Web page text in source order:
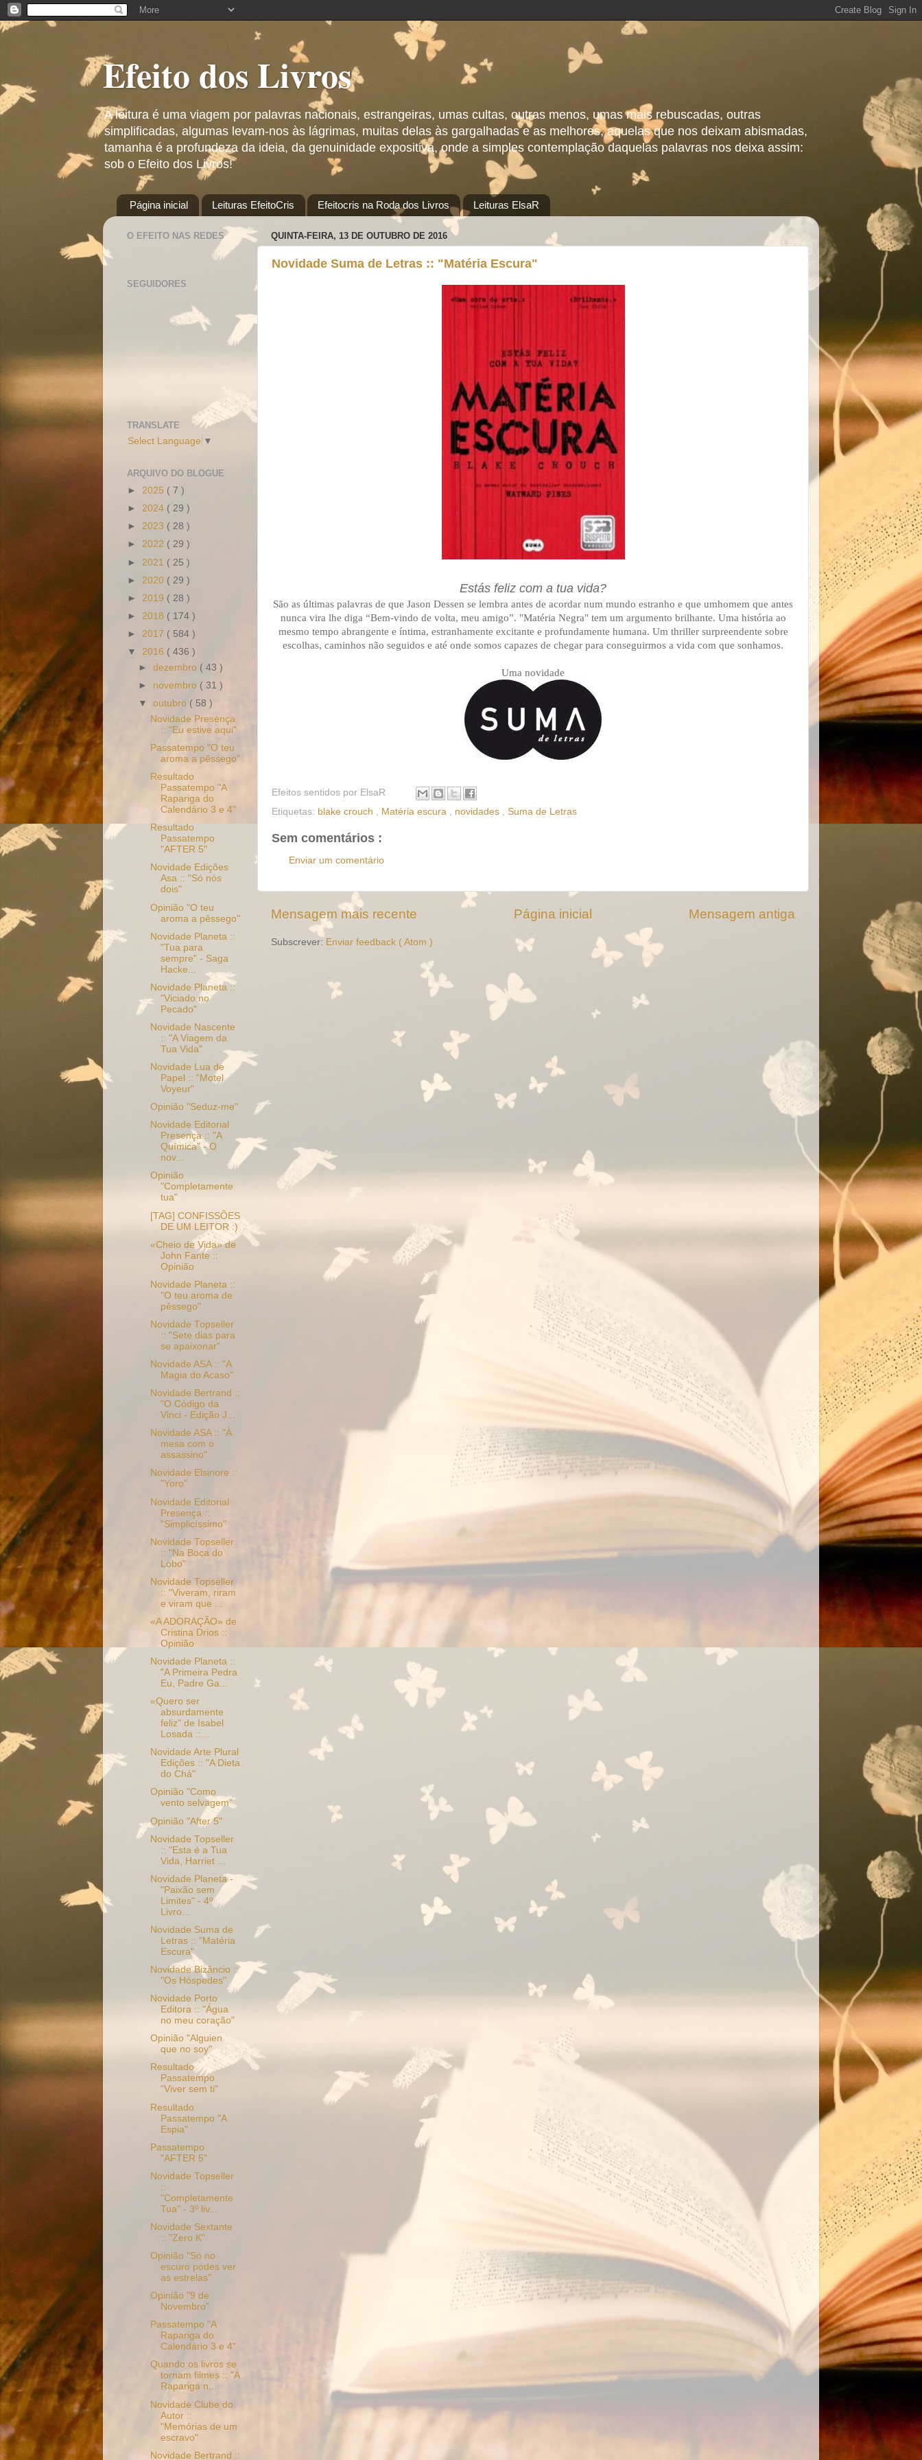
Efeito dos Livros
A leitura é uma viagem por palavras nacionais, estrangeiras, umas cultas, outras menos, umas mais rebuscadas, outras
simplificadas, algumas levam-nos às lágrimas, muitas delas às gargalhadas e as melhores, aquelas que nos deixam abismadas,
tamanha é a profundeza da ideia, da genuinidade expositiva, onde a simples contemplação daquelas palavras nos deixa assim:
sob o Efeito dos Livros!
Página inicial Leituras EfeitoCris Efeitocris na Roda dos Livros Leituras ElsaR
QUINTA-FEIRA, 13 DE OUTUBRO DE 2016
Novidade Suma de Letras :: "Matéria Escura"
Estás feliz com a tua vida?
São as últimas palavras de que Jason Dessen se lembra antes de acordar num mundo estranho e que umhomem que antes
nunca vira lhe diga “Bem-vindo de volta, meu amigo”. "Matéria Negra" tem um argumento brilhante. Uma história ao
mesmo tempo abrangente e íntima, estranhamente excitante e profundamente humana. Um thriller surpreendente sobre
escolhas, caminhos não seguidos e até onde somos capazes de chegar para conseguirmos a vida com que sonhamos.
Uma novidade
Efeitos sentidos por ElsaR
Etiquetas: blake crouch Matéria escura novidades Suma de Letras
Sem comentários :
Enviar um comentário
Mensagem mais recente Mensagem antiga
Página inicial
Subscrever: Enviar feedback ( Atom )
O EFEITO NAS REDES
SEGUIDORES
TRANSLATE
Select Language ▼
ARQUIVO DO BLOGUE
► 2025 ( 7 )
► 2024 ( 29 )
► 2023 ( 28 )
► 2022 ( 29 )
► 2021 ( 25 )
► 2020 ( 29 )
► 2019 ( 28 )
► 2018 ( 174 )
► 2017 ( 584 )
▼ 2016 ( 436 )
►dezembro ( 43 )
► novembro ( 31 )
▼outubro ( 58 )
Novidade Presença
:: "Eu estive aqui"
Passatempo "O teu
aroma a pêssego"
Resultado
Passatempo "A
Rapariga do
Calendário 3 e 4"
Resultado
Passatempo
"AFTER 5"
Novidade Edições
Asa :: "Só nós
dois"
Opinião "O teu
aroma a pêssego"
Novidade Planeta ::
"Tua para
sempre" - Saga
Hacke...
Novidade Planeta ::
"Viciado no
Pecado"
Novidade Nascente
:: "A Viagem da
Tua Vida"
Novidade Lua de
Papel :: "Motel
Voyeur"
Opinião "Seduz-me"
Novidade Editorial
Presença :: "A
Química" - O
nov...
Opinião
"Completamente
tua"
[TAG] CONFISSÕES
DE UM LEITOR :)
«Cheio de Vida» de
John Fante ::
Opinião
Novidade Planeta ::
"O teu aroma de
pêssego"
Novidade Topseller
:: "Sete dias para
se apaixonar"
Novidade ASA :: "A
Magia do Acaso"
Novidade Bertrand ::
"O Código da
Vinci - Edição J...
Novidade ASA :: "À
mesa com o
assassino"
Novidade Elsinore ::
"Yoro"
Novidade Editorial
Presença ::
"Simplicíssimo"
Novidade Topseller
:: "Na Boca do
Lobo"
Novidade Topseller
:: "Viveram, riram
e viram que ...
«A ADORAÇÃO» de
Cristina Drios ::
Opinião
Novidade Planeta ::
"A Primeira Pedra
Eu, Padre Ga...
«Quero ser
absurdamente
feliz" de Isabel
Losada ::...
Novidade Arte Plural
Edições :: "A Dieta
do Chá"
Opinião "Como
vento selvagem"
Opinião "After 5"
Novidade Topseller
:: "Esta é a Tua
Vida, Harriet ...
Novidade Planeta -
"Paixão sem
Limites" - 4º
Livro...
Novidade Suma de
Letras :: "Matéria
Escura"
Novidade Bizâncio ::
"Os Hóspedes"
Novidade Porto
Editora :: "Água
no meu coração"
Opinião "Alguien
que no soy"
Resultado
Passatempo
"Viver sem ti"
Resultado
Passatempo "A
Espia"
Passatempo
"AFTER 5"
Novidade Topseller
::
"Completamente
Tua" - 3º liv...
Novidade Sextante
:: "Zero K"
Opinião "Só no
escuro podes ver
as estrelas"
Opinião "9 de
Novembro"
Passatempo "A
Rapariga do
Calendário 3 e 4"
Quando os livros se
tornam filmes :: "A
Rapariga n...
Novidade Clube do
Autor ::
"Memórias de um
escravo"
Novidade Bertrand ::